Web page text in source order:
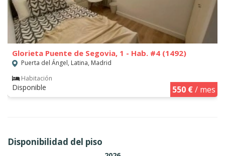
Glorieta Puente de Segovia, 1 - Hab. #4 (1492)
Puerta del Ángel, Latina, Madrid
Habitación
Disponible 550 €/ mes
Disponibilidad del piso